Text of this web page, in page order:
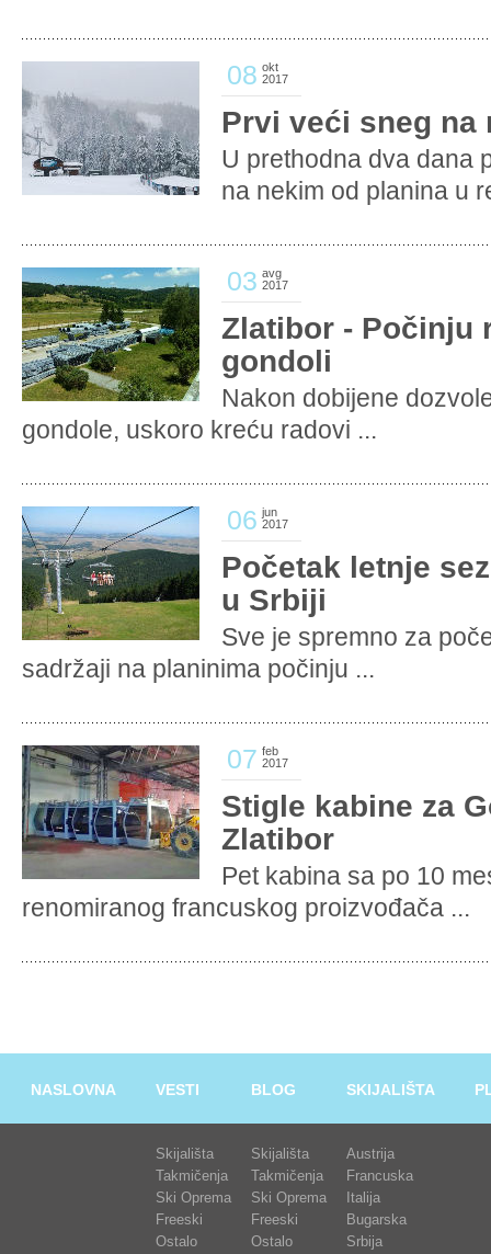
08 okt
2017
Prvi veći sneg na
U prethodna dva dana
na nekim od planina u
03 avg
2017
Zlatibor - Počinju
gondoli
Nakon dobijene
gondole, uskoro kreću radovi ...
06 jun
2017
Početak letnje
u Srbiji
Sve je spremno za
sadržaji na planinima počinju ...
07 feb
2017
Stigle kabine za
Zlatibor
Pet kabina sa po 10
renomiranog francuskog proizvođača ...
NASLOVNA VESTI
Skijališta
Takmičenja
Ski Oprema
Freeski
Ostalo
BLOG
Skijališta
Takmičenja
Ski Oprema
Freeski
Ostalo
SKIJALIŠTA
Austrija
Francuska
Italija
Bugarska
Srbija